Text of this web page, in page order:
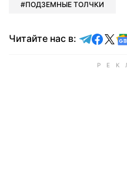
ПОДЗЕМНЫЕ ТОЛЧКИ
Читайте нас в: